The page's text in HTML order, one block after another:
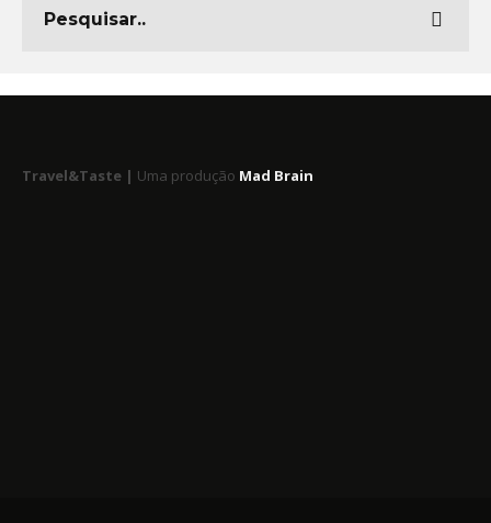
Travel&Taste | Uma produção Mad Brain